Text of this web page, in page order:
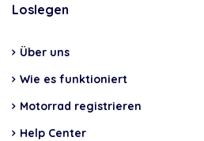
Loslegen
Über uns
Wie es funktioniert
Motorrad registrieren
Help Center